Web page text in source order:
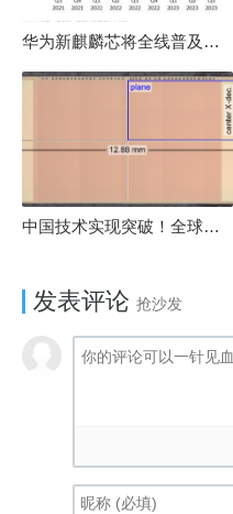
华为新麒麟芯将全线普及！高中低端全面采用 改写竞争格局
中国技术实现突破！全球最先进的3D NAND存储芯片被发现
发表评论 抢沙发